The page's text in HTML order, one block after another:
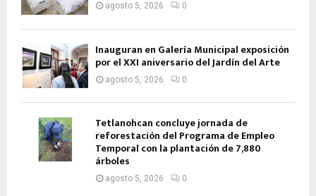
agosto 5, 2026 0
Inauguran en Galería Municipal exposición
por el XXI aniversario del Jardín del Arte
agosto 5, 2026 0
Tetlanohcan concluye jornada de
reforestación del Programa de Empleo
Temporal con la plantación de 7,880
árboles
agosto 5, 2026 0